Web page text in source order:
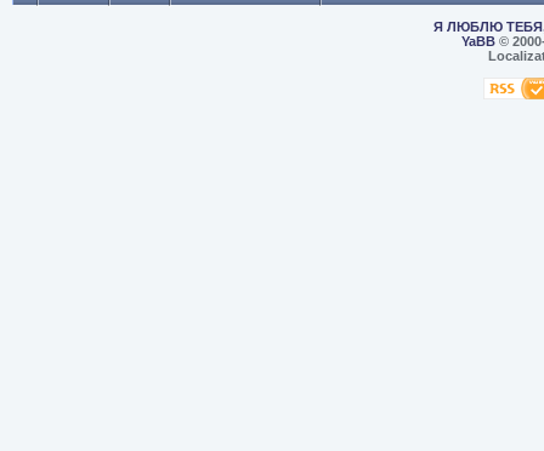
Я ЛЮБЛЮ
YaBB©